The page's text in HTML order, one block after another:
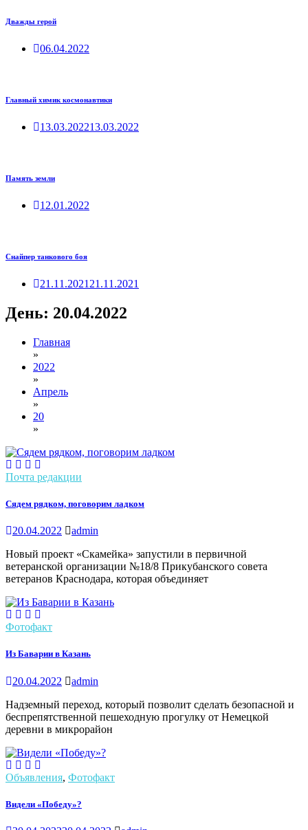
Дважды герой
06.04.2022
Главный химик космонавтики
13.03.202213.03.2022
Память земли
12.01.2022
Снайпер танкового боя
21.11.2021 21.11.2021
День: 20.04.2022
Главная
»
2022
»
Апрель
»
20
»
Почта редакции
Сядем рядком, поговорим ладком
20.04.2022
admin
Новый проект «Скамейка» запустили в первичной
ветеранской организации №18/8 Прикубанского совета
ветеранов Краснодара, которая объединяет
Фотофакт
Из Баварии в Казань
20.04.2022
admin
Надземный переход, который позволит сделать безопасной и
беспрепятственной пешеходную прогулку от Немецкой
деревни в микрорайон
Объявления, Фотофакт
Видели «Победу»?